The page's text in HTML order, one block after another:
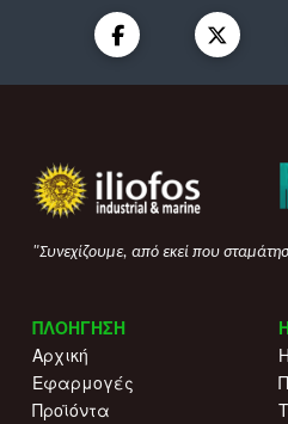
"Συνεχίζουμε, από εκεί που
ΠΛΟΗΓΗΣΗ
Αρχική
Εφαρμογές
Προϊόντα